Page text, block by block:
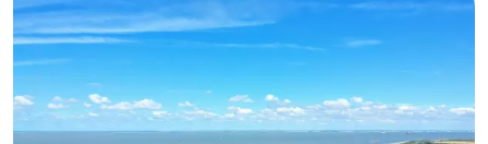
Cadzand-
Bad
Nieuwvliet-
Bad
Schoneveld
-
Strand
Resort
-
Waterdunen
-